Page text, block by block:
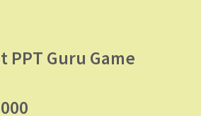
PPT Guru Game